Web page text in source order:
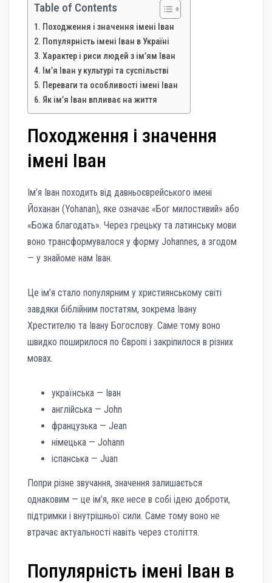
Table of Contents
Походження і значення імені Іван
Популярність імені Іван в Україні
Характер і риси людей з ім’ям Іван
Ім’я Іван у культурі та суспільстві
Переваги та особливості імені Іван
Як ім’я Іван впливає на життя
Походження і значення
імені Іван
Ім’я Іван походить від давньоєврейського імені
Йоханан (Yohanan), яке означає «Бог милостивий» або
«Божа благодать». Через грецьку та латинську мови
воно трансформувалося у форму Johannes, а згодом
— у знайоме нам Іван.
Це ім’я стало популярним у християнському світі
завдяки біблійним постатям, зокрема Івану
Хрестителю та Івану Богослову. Саме тому воно
швидко поширилося по Європі і закріпилося в різних
мовах.
українська — Іван
англійська — John
французька — Jean
німецька — Johann
іспанська — Juan
Попри різне звучання, значення залишається
однаковим — це ім’я, яке несе в собі ідею доброти,
підтримки і внутрішньої сили. Саме тому воно не
втрачає актуальності навіть через століття.
Популярність імені Іван в